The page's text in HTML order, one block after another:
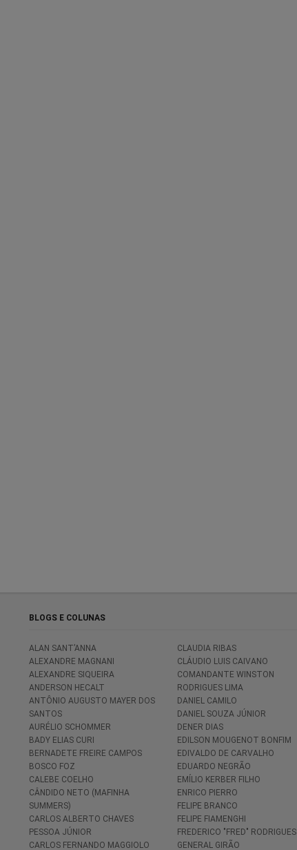
BLOGS E COLUNAS
ALAN SANT’ANNA
ALEXANDRE MAGNANI
ALEXANDRE SIQUEIRA
ANDERSON HECALT
ANTÔNIO AUGUSTO MAYER DOS
SANTOS
AURÉLIO SCHOMMER
BADY ELIAS CURI
BERNADETE FREIRE CAMPOS
BOSCO FOZ
CALEBE COELHO
CÂNDIDO NETO (MAFINHA
SUMMERS)
CARLOS ALBERTO CHAVES
PESSOA JÚNIOR
CARLOS FERNANDO MAGGIOLO
CLAUDIA RIBAS
CLÁUDIO LUIS CAIVANO
COMANDANTE WINSTON
RODRIGUES LIMA
DANIEL CAMILO
DANIEL SOUZA JÚNIOR
DENER DIAS
EDILSON MOUGENOT BONFIM
EDIVALDO DE CARVALHO
EDUARDO NEGRÃO
EMÍLIO KERBER FILHO
ENRICO PIERRO
FELIPE BRANCO
FELIPE FIAMENGHI
FREDERICO "FRED" RODRIGUES
GENERAL GIRÃO